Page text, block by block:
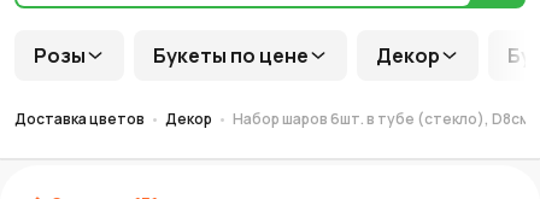
Розы Букеты по цене Декор
Доставка цветов Декор Набор шаров 6шт. в тубе (стекло), D8см,